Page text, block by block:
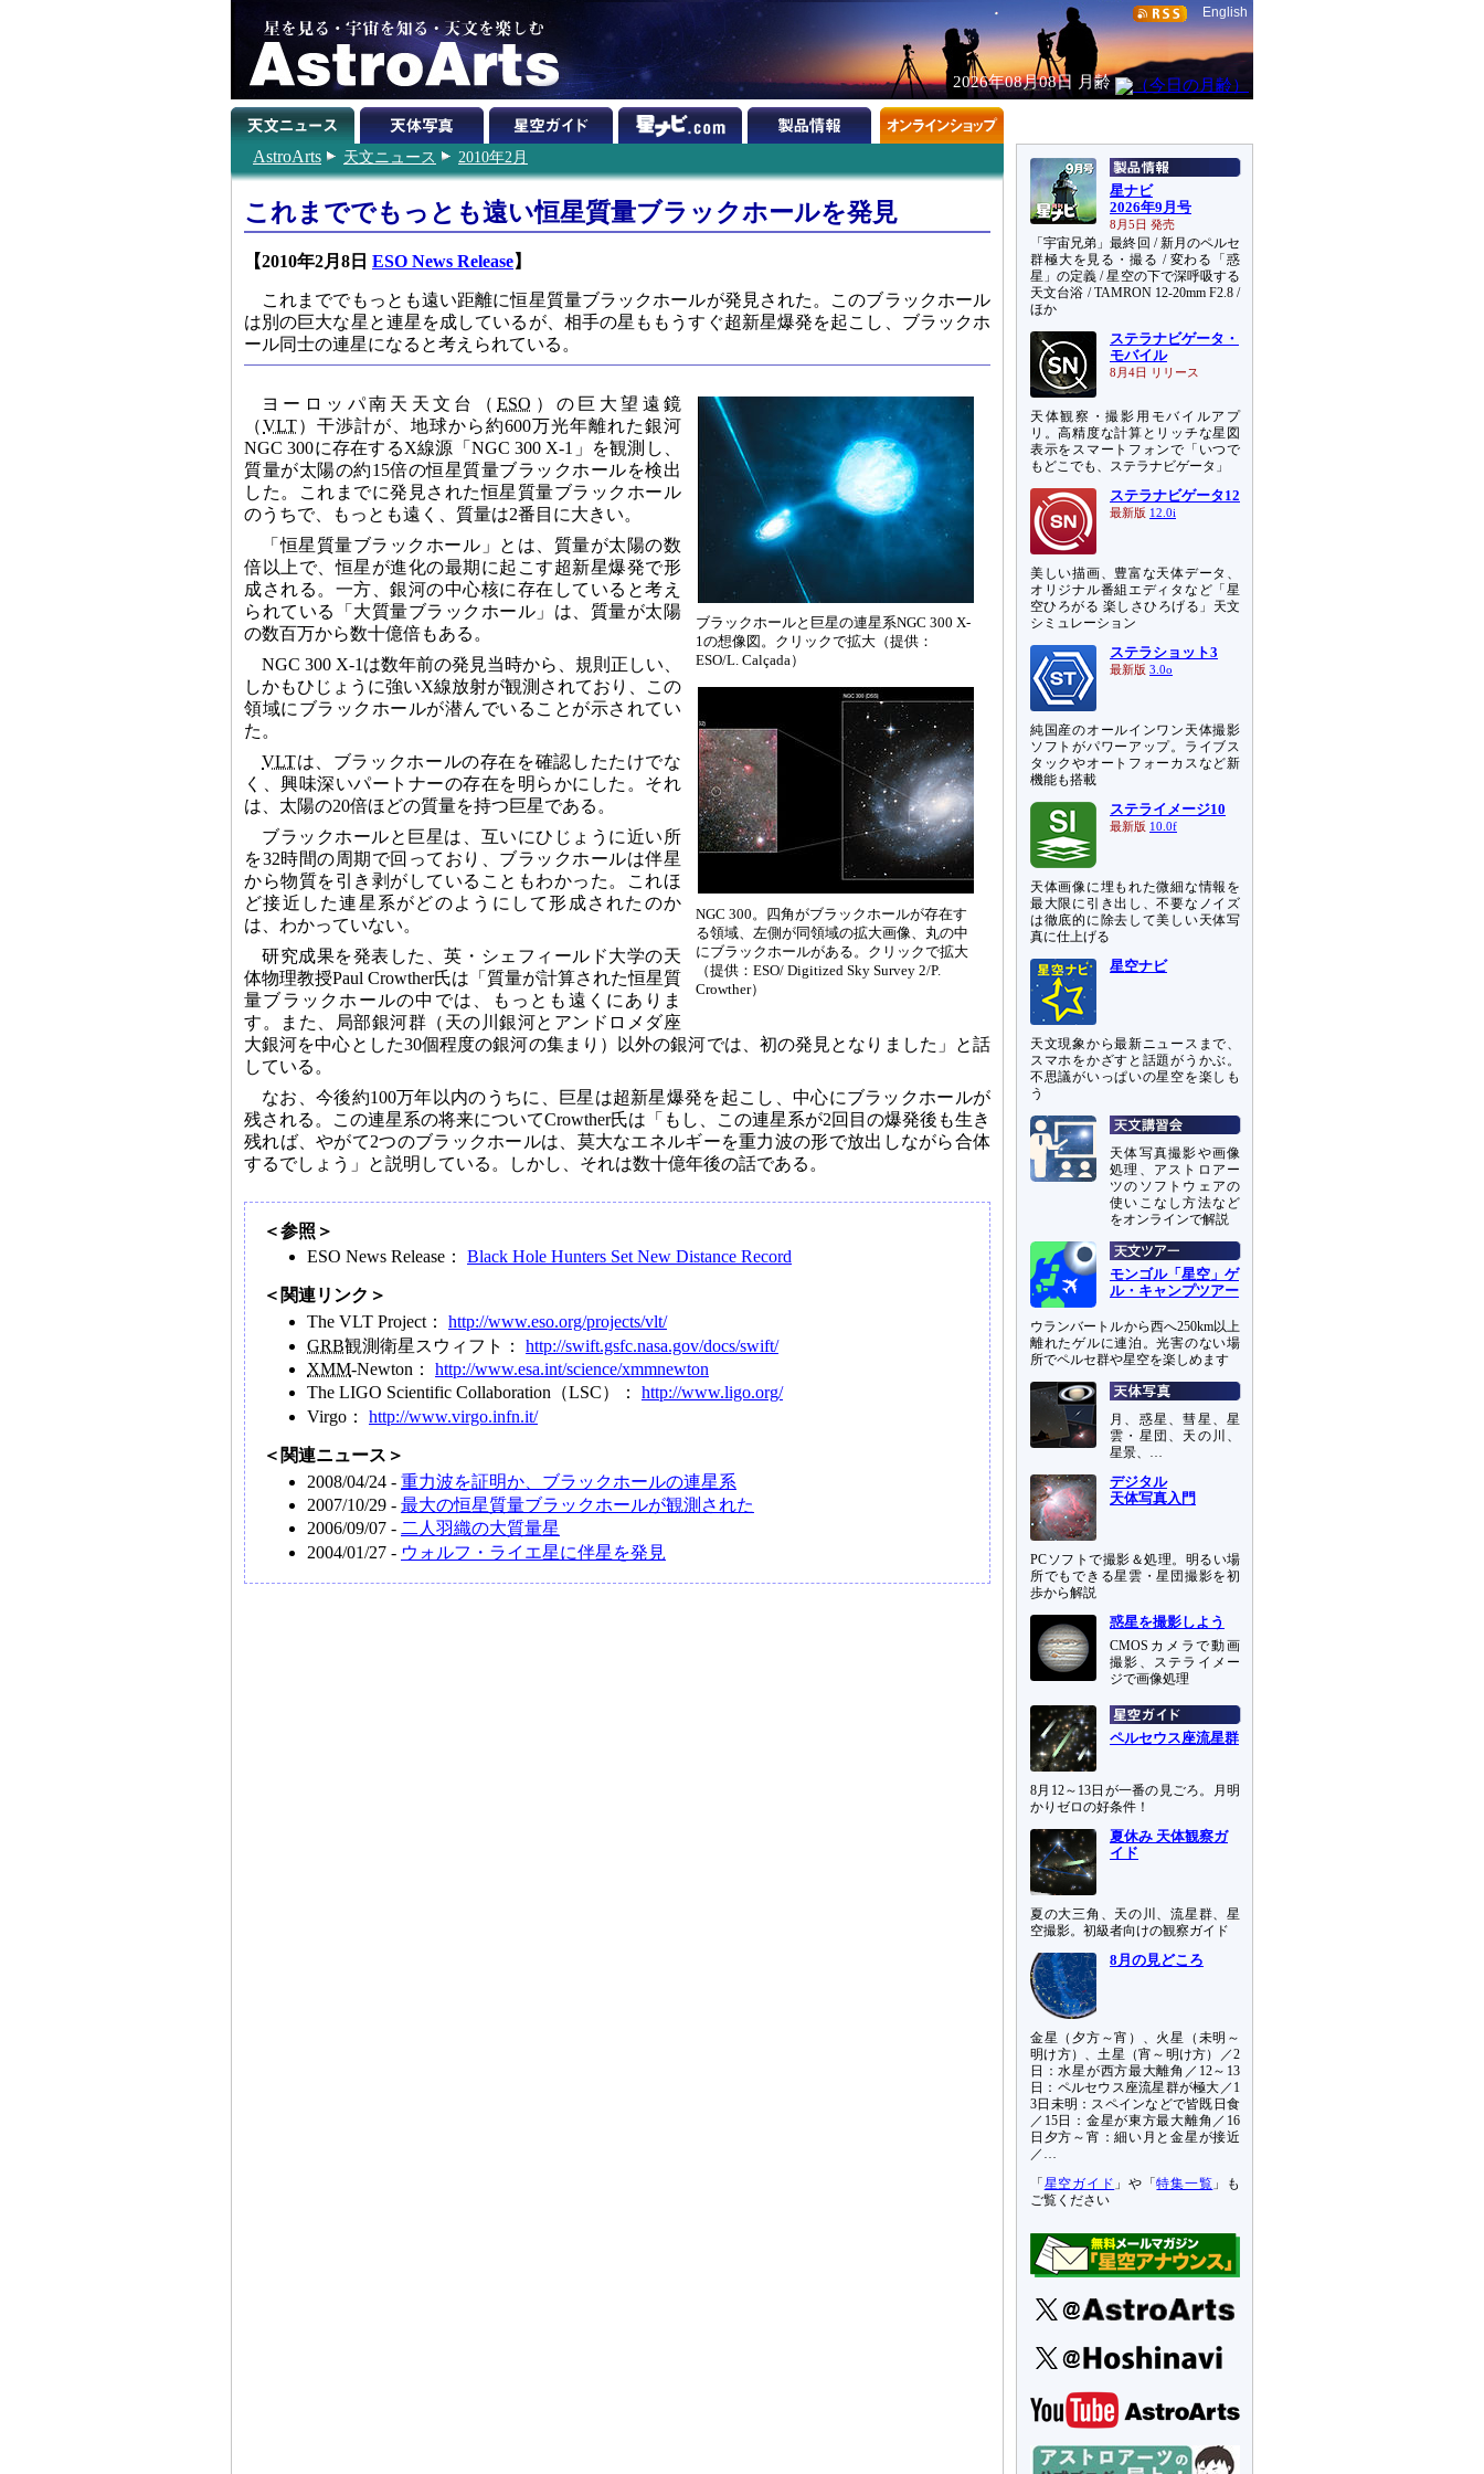
English
2026年08月08日 月齢
AstroArts 天文ニュース 2010年2月
これまででもっとも遠い恒星質量ブラックホールを発見
【2010年2月8日 ESO News Release】
これまででもっとも遠い距離に恒星質量ブラックホールが発見された。このブラックホール
は別の巨大な星と連星を成しているが、相手の星ももうすぐ超新星爆発を起こし、ブラックホ
ール同士の連星になると考えられている。
ブラックホールと巨星の連星系NGC 300 X-
1の想像図。クリックで拡大（提供：
ESO/L. Calçada）
NGC 300。四角がブラックホールが存在す
る領域、左側が同領域の拡大画像、丸の中
にブラックホールがある。クリックで拡大
（提供：ESO/ Digitized Sky Survey 2/P.
Crowther）
ヨーロッパ南天天文台（ESO ）の巨大望遠鏡
（VLT）干渉計が、地球から約600万光年離れた銀河
NGC 300に存在するX線源「NGC 300 X-1」を観測し、
質量が太陽の約15倍の恒星質量ブラックホールを検出
した。これまでに発見された恒星質量ブラックホール
のうちで、もっとも遠く、質量は2番目に大きい。
「恒星質量ブラックホール」とは、質量が太陽の数
倍以上で、恒星が進化の最期に起こす超新星爆発で形
成される。一方、銀河の中心核に存在していると考え
られている「大質量ブラックホール」は、質量が太陽
の数百万から数十億倍もある。
NGC 300 X-1は数年前の発見当時から、規則正しい、
しかもひじょうに強いX線放射が観測されており、この
領域にブラックホールが潜んでいることが示されてい
た。
VLTは、ブラックホールの存在を確認したたけでな
く、興味深いパートナーの存在を明らかにした。それ
は、太陽の20倍ほどの質量を持つ巨星である。
ブラックホールと巨星は、互いにひじょうに近い所
を32時間の周期で回っており、ブラックホールは伴星
から物質を引き剥がしていることもわかった。これほ
ど接近した連星系がどのようにして形成されたのか
は、わかっていない。
研究成果を発表した、英・シェフィールド大学の天
体物理教授Paul Crowther氏は「質量が計算された恒星質
量ブラックホールの中では、もっとも遠くにありま
す。また、局部銀河群（天の川銀河とアンドロメダ座
大銀河を中心とした30個程度の銀河の集まり）以外の銀河では、初の発見となりました」と話
している。
なお、今後約100万年以内のうちに、巨星は超新星爆発を起こし、中心にブラックホールが
残される。この連星系の将来についてCrowther氏は「もし、この連星系が2回目の爆発後も生き
残れば、やがて2つのブラックホールは、莫大なエネルギーを重力波の形で放出しながら合体
するでしょう」と説明している。しかし、それは数十億年後の話である。
＜参照＞
ESO News Release： Black Hole Hunters Set New Distance Record
＜関連リンク＞
The VLT Project： http://www.eso.org/projects/vlt/
GRB観測衛星スウィフト： http://swift.gsfc.nasa.gov/docs/swift/
XMM-Newton： http://www.esa.int/science/xmmnewton
The LIGO Scientific Collaboration（LSC）： http://www.ligo.org/
Virgo： http://www.virgo.infn.it/
＜関連ニュース＞
2008/04/24 - 重力波を証明か、ブラックホールの連星系
2007/10/29 - 最大の恒星質量ブラックホールが観測された
2006/09/07 - 二人羽織の大質量星
2004/01/27 - ウォルフ・ライエ星に伴星を発見
星ナビ
2026年9月号
8月5日 発売
「宇宙兄弟」最終回 / 新月のペルセ
群極大を見る・撮る / 変わる「惑
星」の定義 / 星空の下で深呼吸する
天文台浴 / TAMRON 12-20mm F2.8 /
ほか
ステラナビゲータ・
モバイル
8月4日 リリース
天体観察・撮影用モバイルアプ
リ。高精度な計算とリッチな星図
表示をスマートフォンで「いつで
もどこでも、ステラナビゲータ」
ステラナビゲータ12
最新版 12.0i
美しい描画、豊富な天体データ、
オリジナル番組エディタなど「星
空ひろがる 楽しさひろげる」天文
シミュレーション
ステラショット3
最新版 3.0o
純国産のオールインワン天体撮影
ソフトがパワーアップ。ライブス
タックやオートフォーカスなど新
機能も搭載
ステライメージ10
最新版 10.0f
天体画像に埋もれた微細な情報を
最大限に引き出し、不要なノイズ
は徹底的に除去して美しい天体写
真に仕上げる
星空ナビ
天文現象から最新ニュースまで、
スマホをかざすと話題がうかぶ。
不思議がいっぱいの星空を楽しも
う
天体写真撮影や画像
処理、アストロアー
ツのソフトウェアの
使いこなし方法など
をオンラインで解説
モンゴル「星空」ゲ
ル・キャンプツアー
ウランバートルから西へ250km以上
離れたゲルに連泊。光害のない場
所でペルセ群や星空を楽しめます
月、惑星、彗星、星
雲・星団、天の川、
星景、…
デジタル
天体写真入門
PCソフトで撮影＆処理。明るい場
所でもできる星雲・星団撮影を初
歩から解説
惑星を撮影しよう
CMOSカメラで動画
撮影、ステライメー
ジで画像処理
ペルセウス座流星群
8月12～13日が一番の見ごろ。月明
かりゼロの好条件！
夏休み 天体観察ガ
イド
夏の大三角、天の川、流星群、星
空撮影。初級者向けの観察ガイド
8月の見どころ
金星（夕方～宵）、火星（未明～
明け方）、土星（宵～明け方）／2
日：水星が西方最大離角／12～13
日：ペルセウス座流星群が極大／1
3日未明：スペインなどで皆既日食
／15日：金星が東方最大離角／16
日夕方～宵：細い月と金星が接近
／…
「 星空ガイド 」や「特集一覧 」も
ご覧ください